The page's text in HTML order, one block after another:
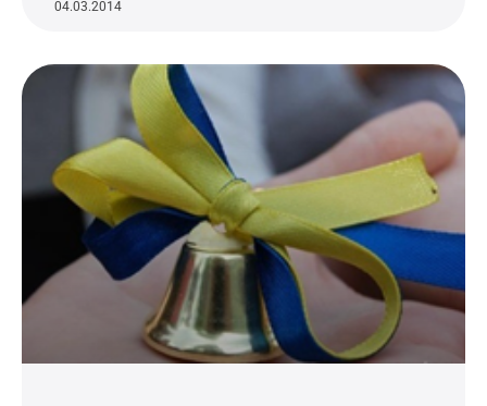
04.03.2014